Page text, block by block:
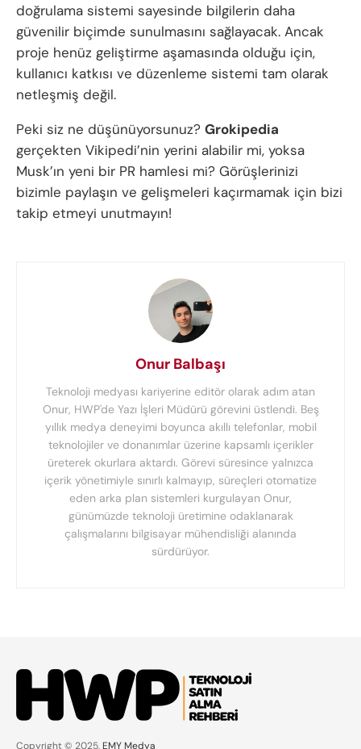
doğrulama sistemi sayesinde bilgilerin daha
güvenilir biçimde sunulmasını sağlayacak. Ancak
proje henüz geliştirme aşamasında olduğu için,
kullanıcı katkısı ve düzenleme sistemi tam olarak
netleşmiş değil.
Peki siz ne düşünüyorsunuz? Grokipedia
gerçekten Vikipedi’nin yerini alabilir mi, yoksa
Musk’ın yeni bir PR hamlesi mi? Görüşlerinizi
bizimle paylaşın ve gelişmeleri kaçırmamak için bizi
takip etmeyi unutmayın!
Onur Balbaşı
Teknoloji medyası kariyerine editör olarak adım atan
Onur, HWP'de Yazı İşleri Müdürü görevini üstlendi. Beş
yıllık medya deneyimi boyunca akıllı telefonlar, mobil
teknolojiler ve donanımlar üzerine kapsamlı içerikler
üreterek okurlara aktardı. Görevi süresince yalnızca
içerik yönetimiyle sınırlı kalmayıp, süreçleri otomatize
eden arka plan sistemleri kurgulayan Onur,
günümüzde teknoloji üretimine odaklanarak
çalışmalarını bilgisayar mühendisliği alanında
sürdürüyor.
Copyright © 2025, EMY Medya